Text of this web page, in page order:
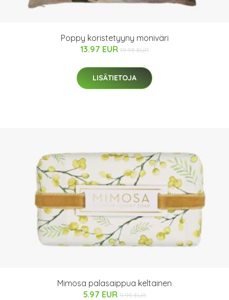
Poppy koristetyyny moniväri
13.97 EUR 19.95 EUR
LISÄTIETOJA
Mimosa palasaippua keltainen
5.97 EUR 9.95 EUR